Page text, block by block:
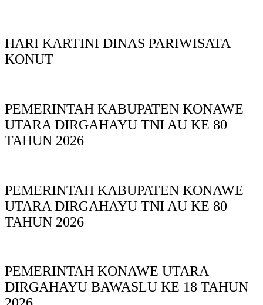
HARI KARTINI DINAS PARIWISATA
KONUT
PEMERINTAH KABUPATEN KONAWE
UTARA DIRGAHAYU TNI AU KE 80
TAHUN 2026
PEMERINTAH KABUPATEN KONAWE
UTARA DIRGAHAYU TNI AU KE 80
TAHUN 2026
PEMERINTAH KONAWE UTARA
DIRGAHAYU BAWASLU KE 18 TAHUN